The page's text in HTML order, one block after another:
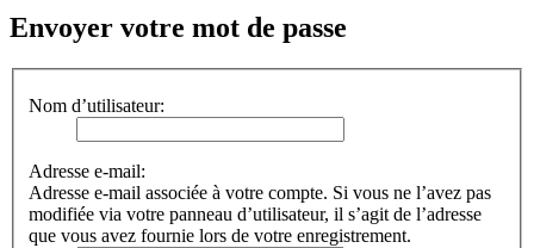
Envoyer votre mot de passe
Nom d’utilisateur:
Adresse e-mail:
Adresse e-mail associée à votre compte. Si vous ne l’avez pas
modifiée via votre panneau d’utilisateur, il s’agit de l’adresse
que vous avez fournie lors de votre enregistrement.